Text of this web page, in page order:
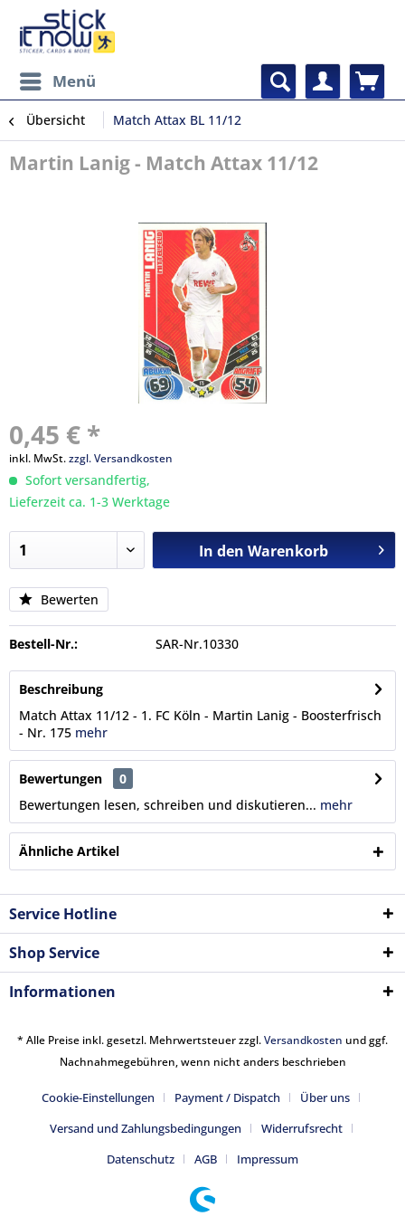
Menü
Übersicht Match Attax BL 11/12
Martin Lanig - Match Attax 11/12
0,45 € *
inkl. MwSt.zzgl. Versandkosten
Sofort versandfertig,
Lieferzeit ca. 1-3 Werktage
In den Warenkorb
Bewerten
Bestell-Nr.: SAR-Nr.10330
Beschreibung
Match Attax 11/12 - 1. FC Köln - Martin Lanig - Boosterfrisch
- Nr. 175 mehr
Bewertungen
0
Bewertungen lesen, schreiben und diskutieren... mehr
Ähnliche Artikel
Service Hotline
Shop Service
Informationen
* Alle Preise inkl. gesetzl. Mehrwertsteuer zzgl.Versandkosten und ggf.
Nachnahmegebühren, wenn nicht anders beschrieben
Cookie-Einstellungen Payment / Dispatch
Über uns
Versand und Zahlungsbedingungen
Widerrufsrecht
Datenschutz
AGB Impressum